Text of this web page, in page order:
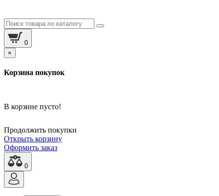
0
×
Корзина покупок
В корзине пусто!
Продолжить покупки
Открыть корзину
Оформить заказ
0